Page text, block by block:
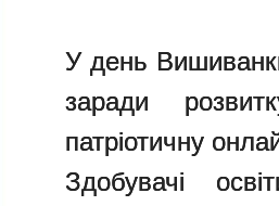
У день
заради
патріотичну
Здобувачі